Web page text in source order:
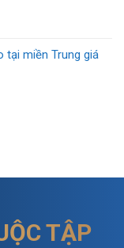
tại miền Trung giá
TẬP